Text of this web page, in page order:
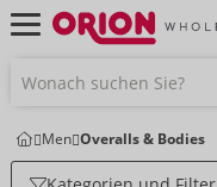
Men Overalls & Bodies